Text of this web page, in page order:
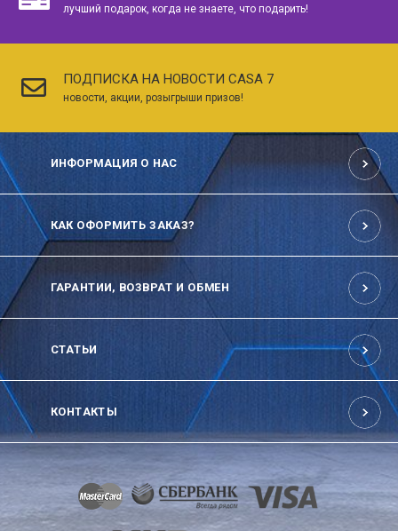
лучший подарок, когда не знаете, что подарить!
ПОДПИСКА НА НОВОСТИ CASA 7
новости, акции, розыгрыши призов!
ИНФОРМАЦИЯ О НАС
КАК ОФОРМИТЬ ЗАКАЗ?
ГАРАНТИИ, ВОЗВРАТ И ОБМЕН
СТАТЬИ
КОНТАКТЫ